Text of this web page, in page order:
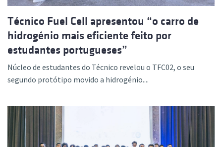
Técnico Fuel Cell apresentou “o carro de
hidrogénio mais eficiente feito por
estudantes portugueses”
Núcleo de estudantes do Técnico revelou o TFC02, o seu
segundo protótipo movido a hidrogénio....